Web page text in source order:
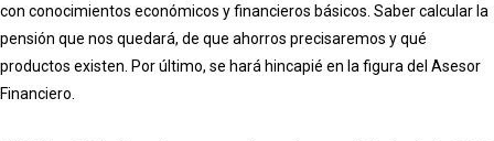
con conocimientos económicos y financieros básicos. Saber calcular la
pensión que nos quedará, de que ahorros precisaremos y qué
productos existen. Por último, se hará hincapié en la figura del Asesor
Financiero.